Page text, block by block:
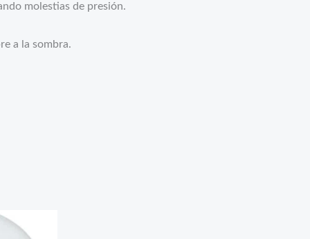
molestias de presión.
a la sombra.